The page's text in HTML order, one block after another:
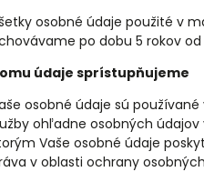
osobné údaje použité v
po dobu 5 rokov
údaje sprístupňujeme
osobné údaje sú
ohľadne osobných
Vaše osobné údaje
v oblasti ochrany